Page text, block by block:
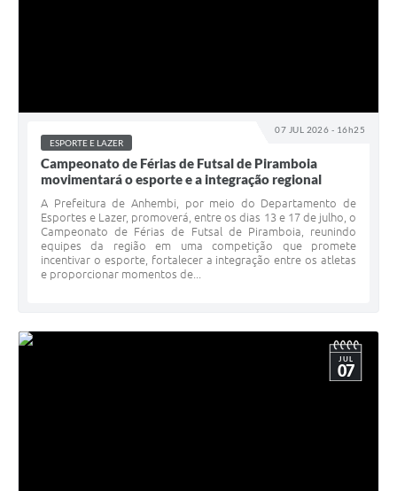
07 JUL 2026 - 16h25
ESPORTE E LAZER
Campeonato de Férias de Futsal de Piramboia
movimentará o esporte e a integração regional
A Prefeitura de Anhembi, por meio do Departamento de
Esportes e Lazer, promoverá, entre os dias 13 e 17 de julho, o
Campeonato de Férias de Futsal de Piramboia, reunindo
equipes da região em uma competição que promete
incentivar o esporte, fortalecer a integração entre os atletas
e proporcionar momentos de...
JUL
07